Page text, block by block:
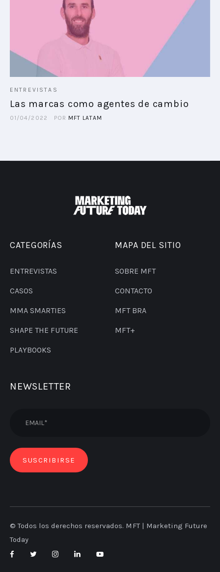
ENTREVISTAS
Las marcas como agentes de cambio
01/04/2022 POR MFT LATAM
CATEGORÍAS
ENTREVISTAS
CASOS
MMA SMARTIES
SHAPE THE FUTURE
PLAYBOOKS
MAPA DEL SITIO
SOBRE MFT
CONTACTO
MFT BRA
MFT+
NEWSLETTER
© Todos los derechos reservados. MFT | Marketing Future
Today